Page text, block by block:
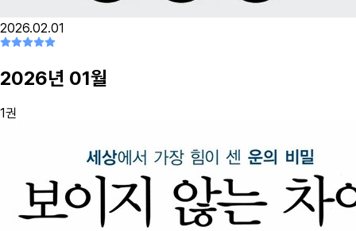
2026.02.01
2026년 01월
1권